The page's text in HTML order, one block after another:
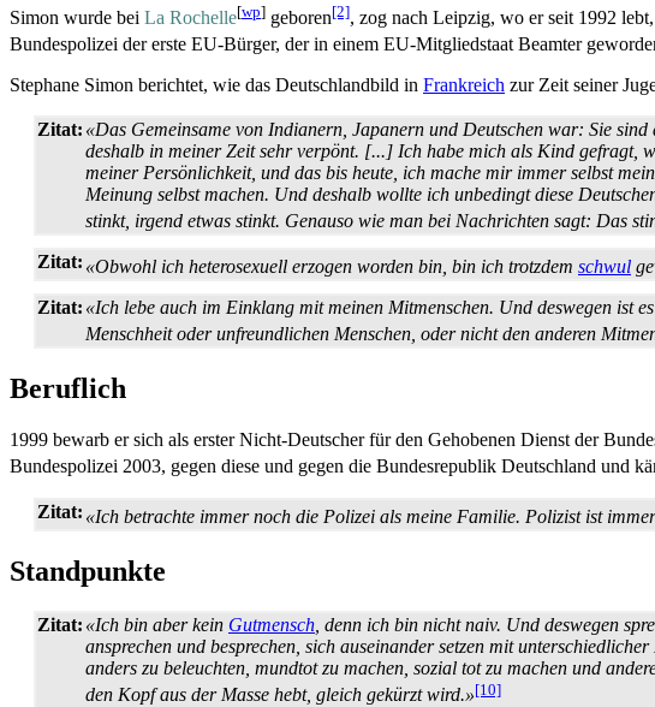
Simon wurde bei La Rochelle[wp] geboren[2], zog nach Leipzig, wo er seit 1992
Bundespolizei der erste EU-Bürger, der in einem EU-Mitgliedstaat Beamter
Stephane Simon berichtet, wie das Deutschlandbild in Frankreich zur Zeit seiner
Zitat: «Das Gemeinsame von Indianern, Japanern und Deutschen war: Sie
deshalb in meiner Zeit sehr verpönt. [...] Ich habe mich als Kind gefragt,
meiner Persönlichkeit, und das bis heute, ich mache mir immer selbst
Meinung selbst machen. Und deshalb wollte ich unbedingt diese
stinkt, irgend etwas stinkt. Genauso wie man bei Nachrichten sagt: Das
Zitat: «Obwohl ich heterosexuell erzogen worden bin, bin ich trotzdem schwul
Zitat: «Ich lebe auch im Einklang mit meinen Mitmenschen. Und deswegen ist
Menschheit oder unfreundlichen Menschen, oder nicht den anderen
Beruflich
1999 bewarb er sich als erster Nicht-Deutscher für den Gehobenen Dienst der
Bundespolizei 2003, gegen diese und gegen die Bundesrepublik Deutschland und
Zitat: «Ich betrachte immer noch die Polizei als meine Familie. Polizist ist
Standpunkte
Zitat: «Ich bin aber kein Gutmensch, denn ich bin nicht naiv. Und deswegen
ansprechen und besprechen, sich auseinander setzen mit
anders zu beleuchten, mundtot zu machen, sozial tot zu machen und
den Kopf aus der Masse hebt, gleich gekürzt wird.»[10]